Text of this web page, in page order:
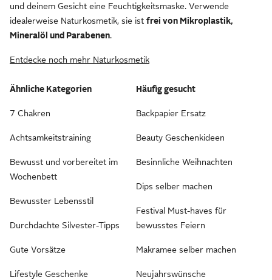
und deinem Gesicht eine Feuchtigkeitsmaske. Verwende
idealerweise Naturkosmetik, sie ist frei von Mikroplastik,
Mineralöl und Parabenen.
Entdecke noch mehr Naturkosmetik
Ähnliche Kategorien
7 Chakren
Achtsamkeitstraining
Bewusst und vorbereitet im
Wochenbett
Bewusster Lebensstil
Durchdachte Silvester-Tipps
Gute Vorsätze
Lifestyle Geschenke
Häufig gesucht
Backpapier Ersatz
Beauty Geschenkideen
Besinnliche Weihnachten
Dips selber machen
Festival Must-haves für
bewusstes Feiern
Makramee selber machen
Neujahrswünsche